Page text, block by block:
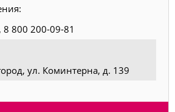
8 800 200-09-81
ул. Коминтерна, д. 139